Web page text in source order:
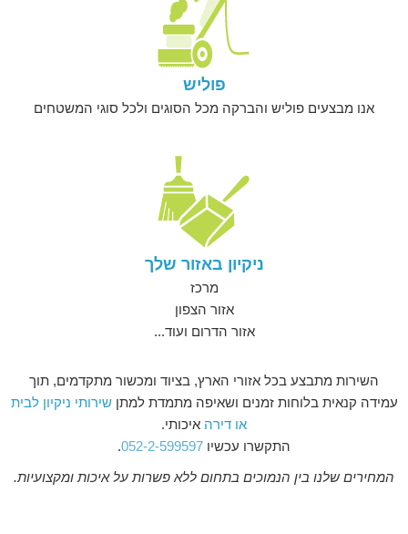
פוליש
אנו מבצעים פוליש והברקה מכל הסוגים ולכל סוגי המשטחים
ניקיון באזור שלך
מרכז
אזור הצפון
אזור הדרום ועוד...
השירות מתבצע בכל אזורי הארץ, בציוד ומכשור מתקדמים, תוך
עמידה קנאית בלוחות זמנים ושאיפה מתמדת למתןשירותי ניקיון לבית
או דירה איכותי.
התקשרו עכשיו 052-2-599597
.
המחירים שלנו בין הנמוכים בתחום ללא פשרות על איכות ומקצועיות.